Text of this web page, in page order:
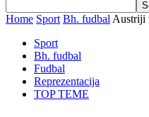
Home Sport Bh. fudbal Austriji
Sport
Bh. fudbal
Fudbal
Reprezentacija
TOP TEME